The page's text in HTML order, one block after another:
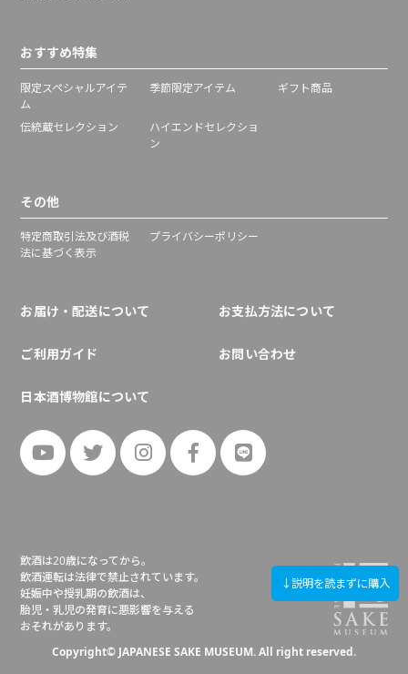
↓説明を読まずに購入
おすすめ特集
限定スペシャルアイテ
ム
季節限定アイテム ギフト商品
伝統蔵セレクション
ハイエンドセレクショ
ン
その他
特定商取引法及び酒税
法に基づく表示
プライバシーポリシー
お届け・配送について お支払方法について
ご利用ガイド お問い合わせ
日本酒博物館について
飲酒は20歳になってから。
飲酒運転は法律で禁止されています。
妊娠中や授乳期の飲酒は、
胎児・乳児の発育に悪影響を与える
おそれがあります。
Copyright© JAPANESE SAKE MUSEUM. All right reserved.